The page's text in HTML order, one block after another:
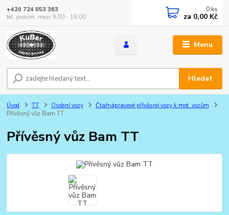
Menu
Hledat
+420 724 053 363
tel. prosím, mezi 9.00 - 18.00
0 ks
za 0,00 Kč
Úvod TT Osobní vozy
Čtařnápravové přívěsné vozy k mot. vozům
Přívěsný vůz Bam TT
Přívěsný vůz Bam TT